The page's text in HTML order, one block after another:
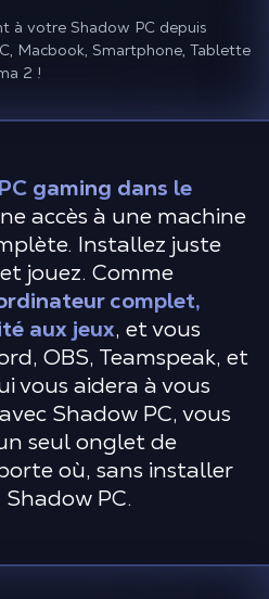
à votre Shadow PC depuis
Macbook, Smartphone, Tablette
2 !
PC gaming dans le
accès à une machine
Installez juste
jouez. Comme
complet,
aux jeux, et vous
OBS, Teamspeak, et
vous aidera à vous
Shadow PC, vous
seul onglet de
où, sans installer
PC.